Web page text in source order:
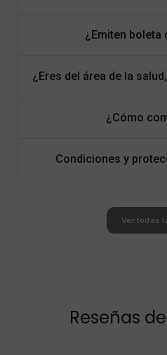
¿Emiten boleta
¿Eres del área de la
¿Cómo
Condiciones y
Ver todas
Reseñas